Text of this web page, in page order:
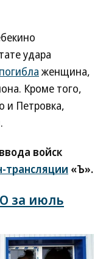
удара
погибла женщина,
Кроме того,
и Петровка,
войск
трансляции «Ъ».
за июль